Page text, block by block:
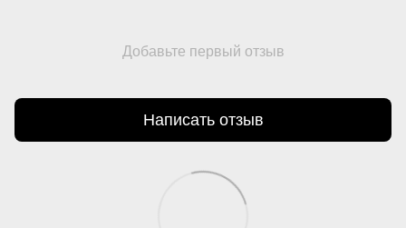
Добавьте первый отзыв
Написать отзыв